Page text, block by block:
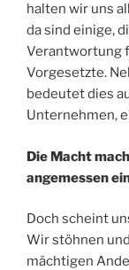
halten wir uns
da sind einige,
Verantwortung
Vorgesetzte.
bedeutet dies
Unternehmen,
Die Macht
angemessen
Doch scheint
Wir stöhnen
mächtigen